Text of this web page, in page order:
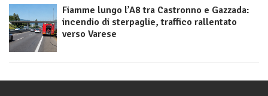
Fiamme lungo l’A8 tra Castronno e Gazzada:
incendio di sterpaglie, traffico rallentato
verso Varese